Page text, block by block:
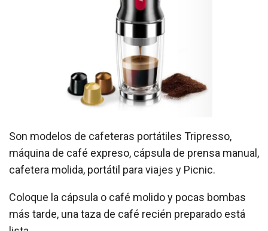
Son modelos de cafeteras portátiles Tripresso,
máquina de café expreso, cápsula de prensa manual,
cafetera molida, portátil para viajes y Picnic.
Coloque la cápsula o café molido y pocas bombas
más tarde, una taza de café recién preparado está